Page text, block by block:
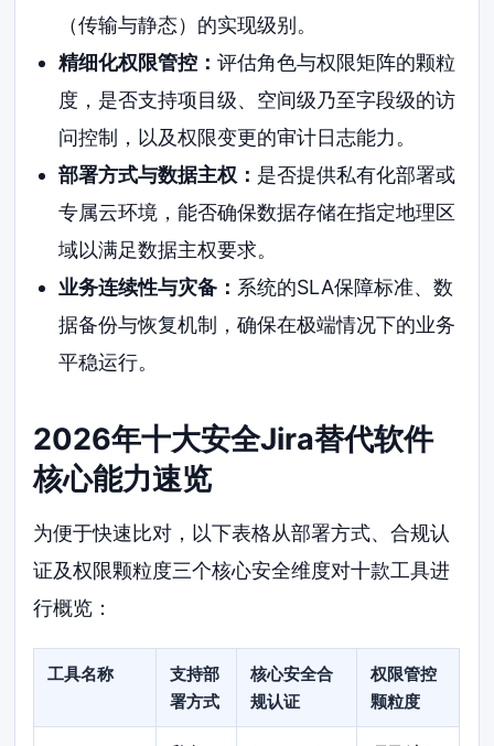
（传输与静态）的实现级别。
精细化权限管控： 评估角色与权限矩阵的颗粒
度，是否支持项目级、空间级乃至字段级的访
问控制，以及权限变更的审计日志能力。
部署方式与数据主权： 是否提供私有化部署或
专属云环境，能否确保数据存储在指定地理区
域以满足数据主权要求。
业务连续性与灾备： 系统的SLA保障标准、数
据备份与恢复机制，确保在极端情况下的业务
平稳运行。
2026年十大安全Jira替代软件
核心能力速览
为便于快速比对，以下表格从部署方式、合规认
证及权限颗粒度三个核心安全维度对十款工具进
行概览：
工具名称
支持部
署方式
核心安全合
规认证
权限管控
颗粒度